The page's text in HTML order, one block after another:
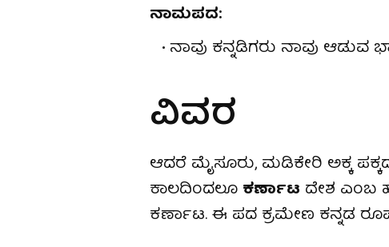
ನಾಮಪದ:
ನಾವು ಕನ್ನಡಿಗರು ನಾವು ಆಡುವ
ವಿವರ
ಆದರೆ ಮೈಸೂರು, ಮಡಿಕೇರಿ ಅಕ್ಕ
ಕಾಲದಿಂದಲೂ ಕರ್ಣಾಟ ದೇಶ ಎಂಬ
ಕರ್ಣಾಟ. ಈ ಪದ ಕ್ರಮೇಣ ಕನ್ನಡ